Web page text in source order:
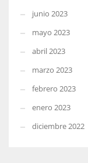
junio 2023
mayo 2023
abril 2023
marzo 2023
febrero 2023
enero 2023
diciembre 2022